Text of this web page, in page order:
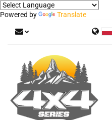
Powered by Translate
German